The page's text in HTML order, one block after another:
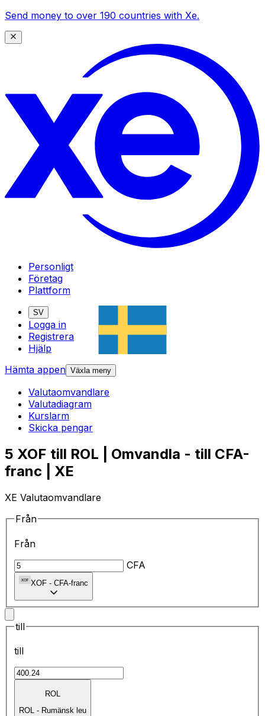
Send money to over 190 countries with Xe.
Personligt
Företag
Plattform
SV
Logga in
Registrera
Hjälp
Hämta appen Växla meny
Valutaomvandlare
Valutadiagram
Kurslarm
Skicka pengar
5 XOF till ROL | Omvandla - till CFA-
franc | XE
XE Valutaomvandlare
Från
Från
CFA
XOF - CFA-franc
till
till
ROL
ROL - Rumänsk leu